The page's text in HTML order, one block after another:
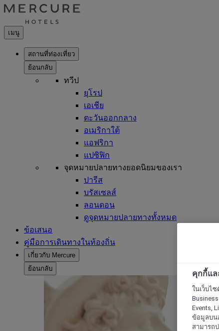
เมนู
สถานที่ท่องเที่ยว
ย้อนกลับ
ทวีป
ยุโรป
เอเชีย
ตะวันออกกลาง
อเมริกาใต้
แอฟริกา
แปซิฟิก
จุดหมายปลายทางยอดนิยมของเรา
ปารีส
บรัสเซลส์
ลอนดอน
ดูจุดหมายปลายทางทั้งหมด
ข้อเสนอ
คู่มือการเดินทางในท้องถิ่น
เกี่ยวกับ Mercure
ย้อนกลับ
คุกกี้แ
ในเว็บไซ
Events,
ข้อมูลบน
สามารถ